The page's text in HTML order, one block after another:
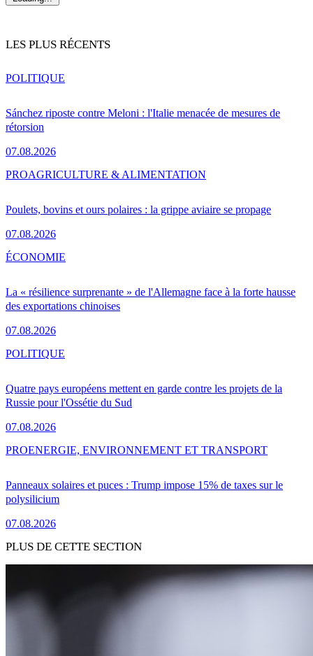
LES PLUS RÉCENTS
Sánchez riposte contre Meloni : l'Italie menacée de mesures de
rétorsion
07.08.2026
POLITIQUE
Poulets, bovins et ours polaires : la grippe aviaire se propage
07.08.2026
PROAGRICULTURE & ALIMENTATION
La « résilience surprenante » de l'Allemagne face à la forte hausse
des exportations chinoises
07.08.2026
ÉCONOMIE
Quatre pays européens mettent en garde contre les projets de la
Russie pour l'Ossétie du Sud
07.08.2026
POLITIQUE
Panneaux solaires et puces : Trump impose 15% de taxes sur le
polysilicium
07.08.2026
PROENERGIE, ENVIRONNEMENT ET TRANSPORT
PLUS DE CETTE SECTION